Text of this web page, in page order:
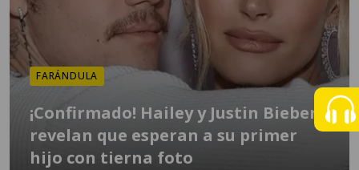
FARÁNDULA
¡Confirmado! Hailey y Justin Bieber
revelan que esperan a su primer
hijo con tierna foto